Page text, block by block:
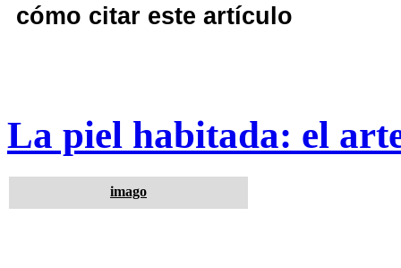
cómo citar este artículo
La piel habitada: el
imago